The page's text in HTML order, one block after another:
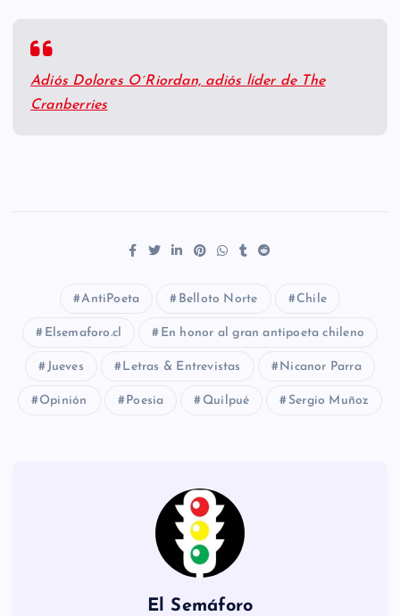
Adiós Dolores O´Riordan, adiós líder de The
Cranberries
AntiPoeta Belloto Norte Chile
Elsemaforo.cl En honor al gran antipoeta chileno
Jueves Letras & Entrevistas Nicanor Parra
Opinión Poesia Quilpué Sergio Muñoz
El Semáforo